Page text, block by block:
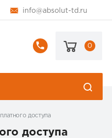
info@absolut-td.ru
+7
178-
0
доступа
доступа